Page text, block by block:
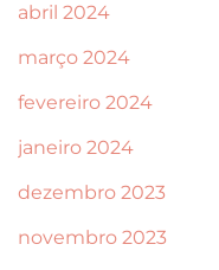
abril 2024
março 2024
fevereiro 2024
janeiro 2024
dezembro 2023
novembro 2023